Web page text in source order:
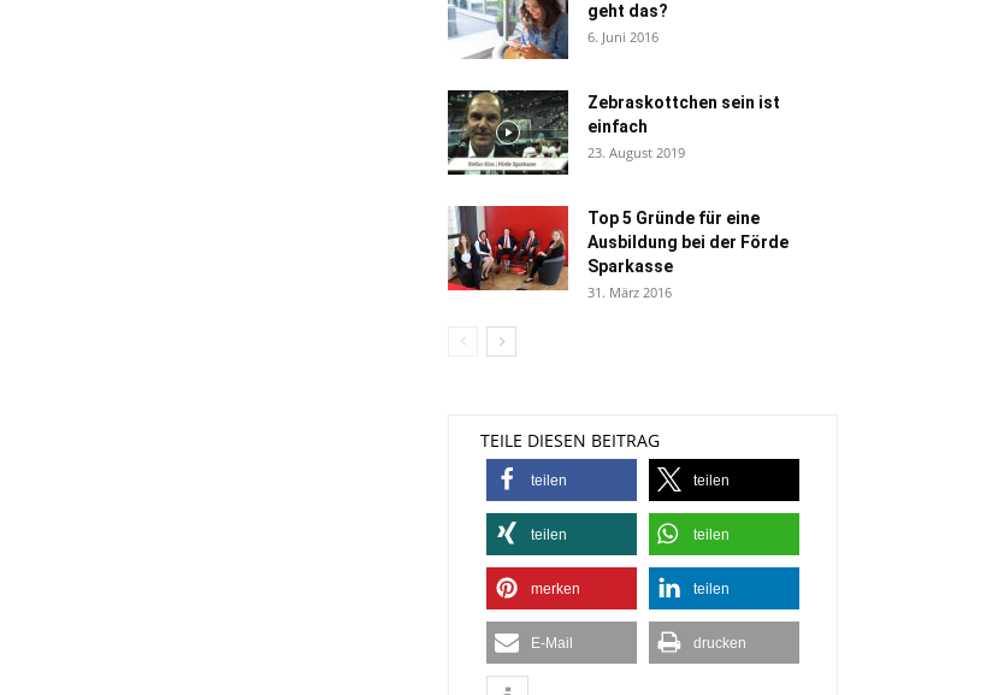
geht das?
6. Juni 2016
Zebraskottchen sein ist
einfach
23. August 2019
Top 5 Gründe für eine
Ausbildung bei der Förde
Sparkasse
31. März 2016
TEILE DIESEN BEITRAG
teilen teilen
teilen teilen
merken teilen
E-Mail drucken